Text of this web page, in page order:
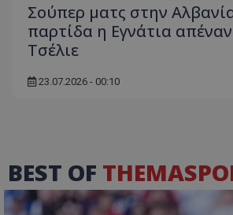
Σούπερ ματς στην
παρτίδα η Εγνάτια
Τσέλιε
23.07.2026 - 00:10
BEST OF